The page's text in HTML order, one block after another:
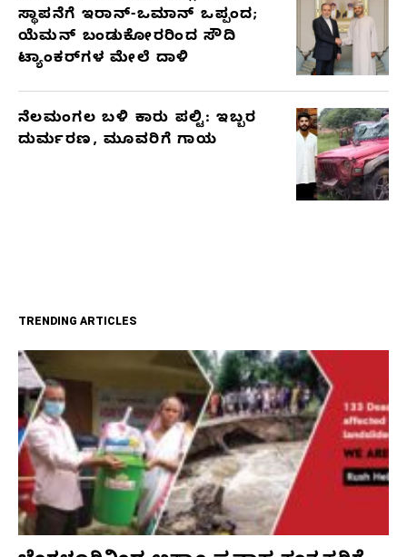
ಸ್ಥಾಪನೆಗೆ ಇರಾನ್-ಒಮಾನ್ ಒಪ್ಪಂದ;
ಯೆಮನ್ ಬಂಡುಕೋರರಿಂದ ಸೌದಿ
ಟ್ಯಾಂಕರ್‌ಗಳ ಮೇಲೆ ದಾಳಿ
ನೆಲಮಂಗಲ ಬಳಿ ಕಾರು ಪಲ್ಟಿ: ಇಬ್ಬರ
ದುರ್ಮರಣ, ಮೂವರಿಗೆ ಗಾಯ
TRENDING ARTICLES